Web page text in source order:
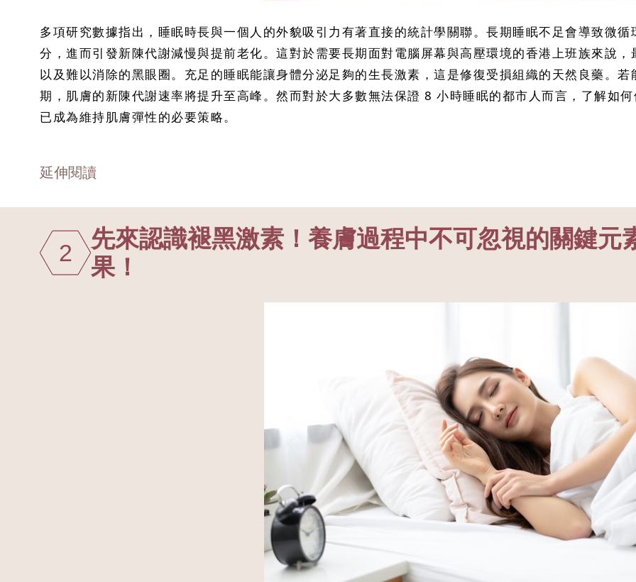
多項研究數據指出，睡眠時長與一個人的外貌吸引力有著直接的統計學關聯。長期睡眠不足會導致微
分，進而引發新陳代謝減慢與提前老化。這對於需要長期面對電腦屏幕與高壓環境的香港上班族來說
以及難以消除的黑眼圈。充足的睡眠能讓身體分泌足夠的生長激素，這是修復受損組織的天然良藥。
期，肌膚的新陳代謝速率將提升至高峰。然而對於大多數無法保證 8 小時睡眠的都市人而言，了解如
已成為維持肌膚彈性的必要策略。
延伸閱讀
2
先來認識褪黑激素！養膚過程中不可忽視的關鍵元
果！